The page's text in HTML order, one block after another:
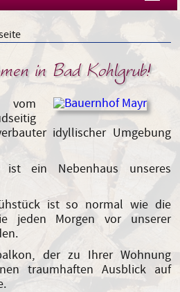
in Bad Kohlgrub!
idyllischer Umgebung
ist ein Nebenhaus unseres
ist so normal wie die
jeden Morgen vor unserer
der zu Ihrer Wohnung
traumhaften Ausblick auf